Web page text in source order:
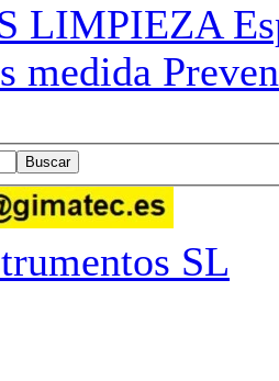
LIMPIEZA
medida
Buscar
SL